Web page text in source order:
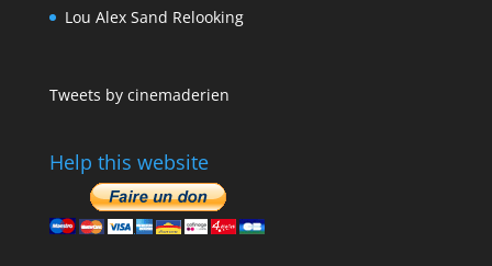
Lou Alex Sand Relooking
Tweets by cinemaderien
Help this website